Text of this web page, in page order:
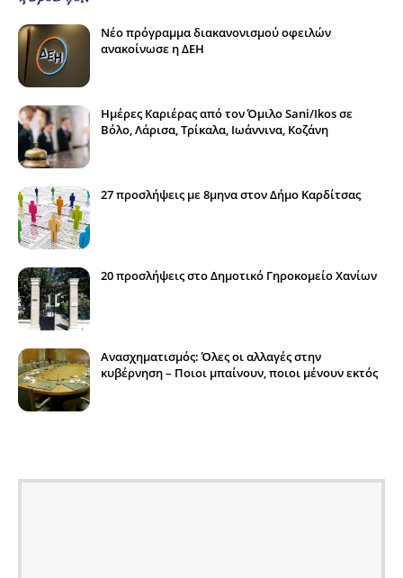
Νέο πρόγραμμα διακανονισμού οφειλών
ανακοίνωσε η ΔΕΗ
Ημέρες Καριέρας από τον Όμιλο Sani/Ikos σε
Βόλο, Λάρισα, Τρίκαλα, Ιωάννινα, Κοζάνη
27 προσλήψεις με 8μηνα στον Δήμο Καρδίτσας
20 προσλήψεις στο Δημοτικό Γηροκομείο Χανίων
Ανασχηματισμός: Όλες οι αλλαγές στην
κυβέρνηση – Ποιοι μπαίνουν, ποιοι μένουν εκτός